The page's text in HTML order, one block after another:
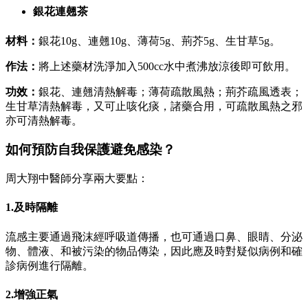
銀花連翹茶
材料： 銀花10g、連翹10g、薄荷5g、荊芥5g、生甘草5g。
作法： 將上述藥材洗淨加入500cc水中煮沸放涼後即可飲用。
功效： 銀花、連翹清熱解毒；薄荷疏散風熱；荊芥疏風透表；
生甘草清熱解毒，又可止咳化痰，諸藥合用，可疏散風熱之邪
亦可清熱解毒。
如何預防自我保護避免感染？
周大翔中醫師分享兩大要點：
1.及時隔離
流感主要通過飛沫經呼吸道傳播，也可通過口鼻、眼睛、分泌
物、體液、和被污染的物品傳染，因此應及時對疑似病例和確
診病例進行隔離。
2.增強正氣